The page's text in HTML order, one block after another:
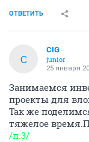
ОТВЕТИТЬ
C
CIG
junior
25 января
Занимаемся
проекты для
Так же
тяжелое
/п.3/